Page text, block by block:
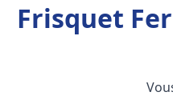
Frisquet